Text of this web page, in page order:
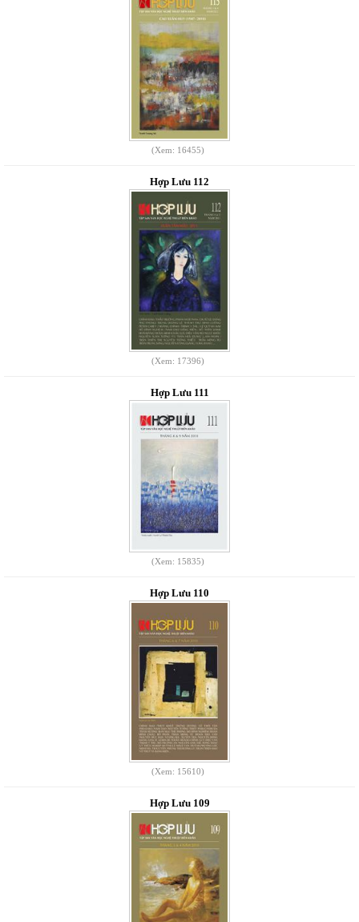
(Xem: 16455)
Hợp Lưu 112
(Xem: 17396)
Hợp Lưu 111
(Xem: 15835)
Hợp Lưu 110
(Xem: 15610)
Hợp Lưu 109